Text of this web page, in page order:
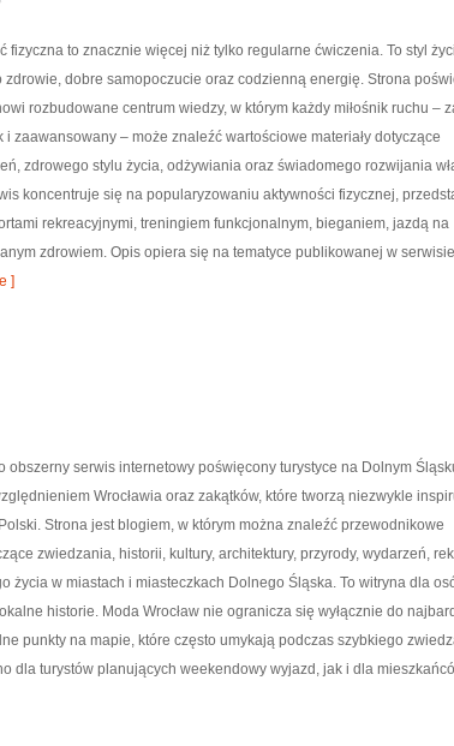
fizyczna to znacznie więcej niż tylko regularne ćwiczenia. To styl
zdrowie, dobre samopoczucie oraz codzienną energię. Strona
rozbudowane centrum wiedzy, w którym każdy miłośnik ruchu –
i zaawansowany – może znaleźć wartościowe materiały dotyczące
zdrowego stylu życia, odżywiania oraz świadomego rozwijania
koncentruje się na popularyzowaniu aktywności fizycznej,
rekreacyjnymi, treningiem funkcjonalnym, bieganiem, jazdą na
zdrowiem. Opis opiera się na tematyce publikowanej w
]
obszerny serwis internetowy poświęcony turystyce na Dolnym
Wrocławia oraz zakątków, które tworzą niezwykle
Strona jest blogiem, w którym można znaleźć przewodnikowe
zwiedzania, historii, kultury, architektury, przyrody, wydarzeń,
życia w miastach i miasteczkach Dolnego Śląska. To witryna dla
historie. Moda Wrocław nie ogranicza się wyłącznie do
punkty na mapie, które często umykają podczas szybkiego
dla turystów planujących weekendowy wyjazd, jak i dla